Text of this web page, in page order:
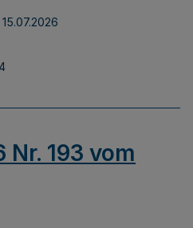
15.07.2026
Nr. 193 vom